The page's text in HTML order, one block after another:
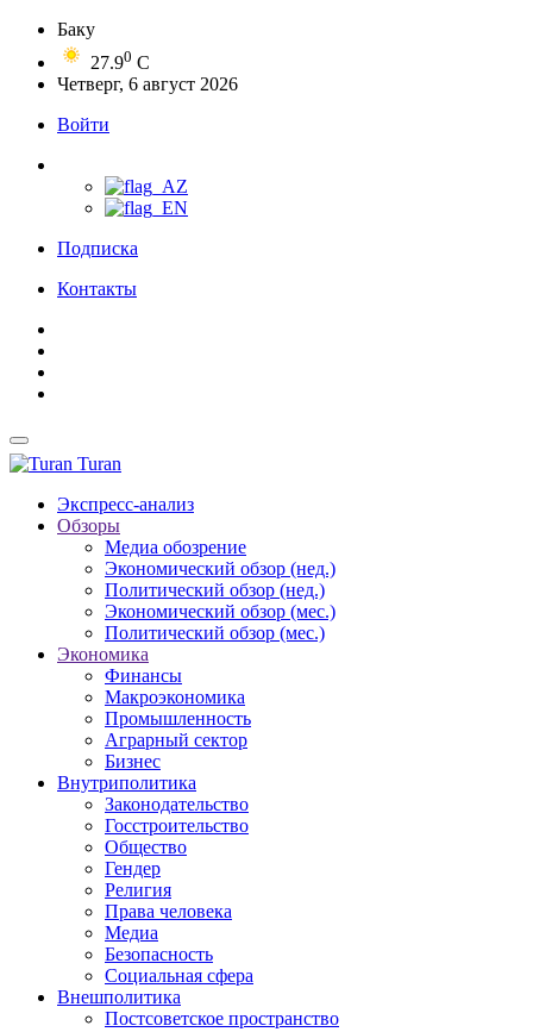
Баку
27.90 C
Четверг, 6 август 2026
Войти
Подписка
Контакты
Turan
Экспресс-анализ
Обзоры
Медиа обозрение
Экономический обзор (нед.)
Политический обзор (нед.)
Экономический обзор (мес.)
Политический обзор (мес.)
Экономика
Финансы
Макроэкономика
Промышленность
Аграрный сектор
Бизнес
Внутриполитика
Законодательство
Госстроительство
Общество
Гендер
Религия
Права человека
Медиа
Безопасность
Социальная сфера
Внешполитика
Постсоветское пространство